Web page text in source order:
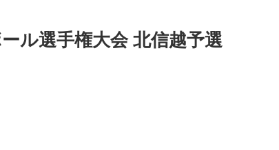
ル選手権大会 北信越予選